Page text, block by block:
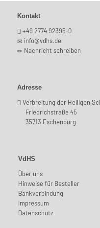
Kontakt
+49 2774 92395-0
info@vdhs.de
Nachricht schreiben
Adresse
Verbreitung der Heiligen
Friedrichstraße 45
35713 Eschenburg
VdHS
Über uns
Hinweise für Besteller
Bankverbindung
Impressum
Datenschutz